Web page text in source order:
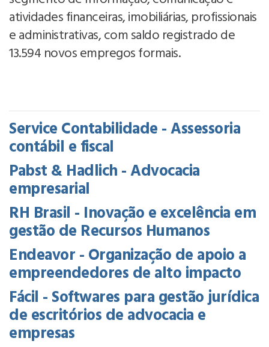
atividades financeiras, imobiliárias, profissionais
e administrativas, com saldo registrado de
13.594 novos empregos formais.
Service Contabilidade - Assessoria
contábil e fiscal
Pabst & Hadlich - Advocacia
empresarial
RH Brasil - Inovação e excelência em
gestão de Recursos Humanos
Endeavor - Organização de apoio a
empreendedores de alto impacto
Fácil - Softwares para gestão jurídica
de escritórios de advocacia e
empresas